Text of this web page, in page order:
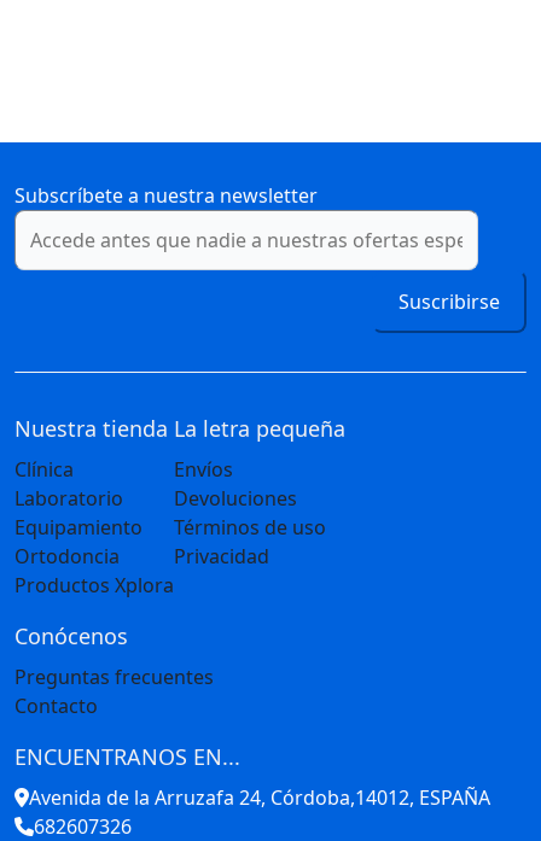
Subscríbete a nuestra newsletter
Suscribirse
Nuestra tienda
Clínica
Laboratorio
Equipamiento
Ortodoncia
Productos Xplora
La letra pequeña
Envíos
Devoluciones
Términos de uso
Privacidad
Conócenos
Preguntas frecuentes
Contacto
ENCUENTRANOS EN...
Avenida de la Arruzafa 24, Córdoba,14012, ESPAÑA
682607326